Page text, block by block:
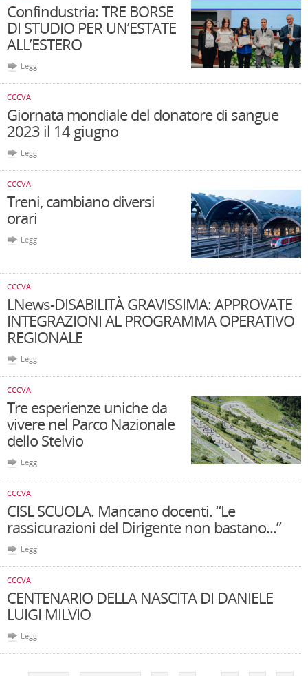
Confindustria: TRE BORSE
DI STUDIO PER UN’ESTATE
ALL’ESTERO
Leggi
CCCVA
Giornata mondiale del donatore di sangue
2023 il 14 giugno
Leggi
CCCVA
Treni, cambiano diversi
orari
Leggi
CCCVA
LNews-DISABILITÀ GRAVISSIMA: APPROVATE
INTEGRAZIONI AL PROGRAMMA OPERATIVO
REGIONALE
Leggi
CCCVA
Tre esperienze uniche da
vivere nel Parco Nazionale
dello Stelvio
Leggi
CCCVA
CISL SCUOLA. Mancano docenti. “Le
rassicurazioni del Dirigente non bastano...”
Leggi
CCCVA
CENTENARIO DELLA NASCITA DI DANIELE
LUIGI MILVIO
Leggi